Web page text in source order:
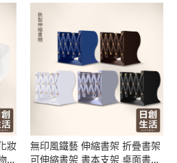
妝
收
無印風鐵藝 伸縮書架 折疊書架
可伸縮書架 書本支架 桌面書架